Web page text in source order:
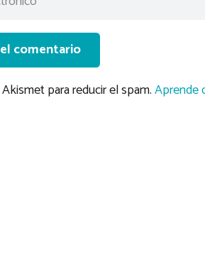
comentario
para reducir el spam.Aprende